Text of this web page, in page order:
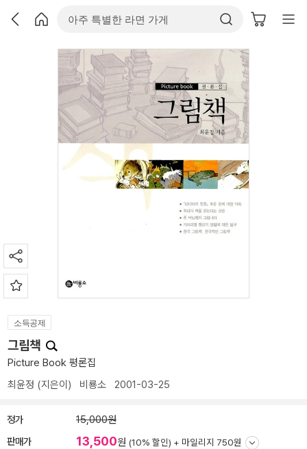
소득공제
그림책
Picture Book 평론집
최윤정 (지은이) 비룡소 2001-03-25
정가 15,000원
판매가 13,500원 (10% 할인) + 마일리지 750원